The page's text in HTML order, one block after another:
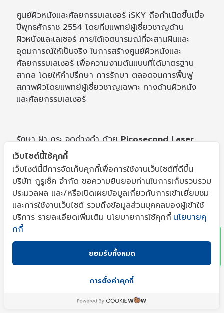
x
ศูนย์ผิวหนังและศัลยกรรมเลเซอร์ iSKY ถือกำเนิดขึ้นเมื่อ
ปีพุทธศักราช 2554 โดยทีมแพทย์ผู้เชี่ยวชาญด้าน
ผิวหนังและเลเซอร์ ภายใต้เจตนารมณ์ที่จะสานฝันและ
อุดมการณ์ให้เป็นจริง ในการสร้างศูนย์ผิวหนังและ
ศัลยกรรมเลเซอร์ เพื่อความงามต้นแบบที่ได้มาตรฐาน
สากล โดยให้คำปรึกษา การรักษา ตลอดจนการฟื้นฟู
สภาพผิวโดยแพทย์ผู้เชี่ยวชาญเฉพาะ ทางด้านผิวหนัง
และศัลยกรรมเลเซอร์
รักษา ฝ้า กระ จุดด่างดำ ด้วย Picosecond Laser
ด้วยโปรแกรม LaserMade
บอกต่อกันว่า หายเร็วกว่า หน้าไม่พัง เพราะเขาใช้แต่
เครื่องเลเซอร์ Original จากประเทศผู้ผลิต(ยุโรปและ
อเมริกา) ไม่มีเครื่องก๊อปปี้ จีน เกาหลี หรือเทคโนโลยี
เลียนแบบ อีกทั้งยังมีแพทย์ผิวหนังผู้เชี่ยวชาญ ที่
สามารถคำนวณพลังงานอย่างเหมาะสมให้กับผิวของคุณ
รักษาฝ้าราคา : เริ่มต้น 6,000.-/ครั้ง
Facebook : iSKYcenter
Instagram : iskycenter
Tel : 02 656 0208
เว็บไซต์นี้ใช้คุกกี้
เว็บไซต์นี้มีการจัดเก็บคุกกี้เพื่อการใช้งานเว็บไซต์ที่ดีขึ้น
บริษัท กูรูเช็ค จำกัด ขอความยินยอมท่านในการเก็บรวบรวม
ประมวลผล และ/หรือเปิดเผยข้อมูลเกี่ยวกับการเข้าเยี่ยมชม
และการใช้งานเว็บไซต์ รวมถึงข้อมูลส่วนบุคคลของผู้เข้าใช้
บริการ รายละเอียดเพิ่มเติม นโยบายการใช้คุกกี้ นโยบายคุ
กกี้
ยอมรับทั้งหมด
การตั้งค่าคุกกี้